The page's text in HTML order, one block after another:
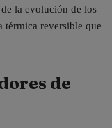
la evolución de los
térmica reversible que
de